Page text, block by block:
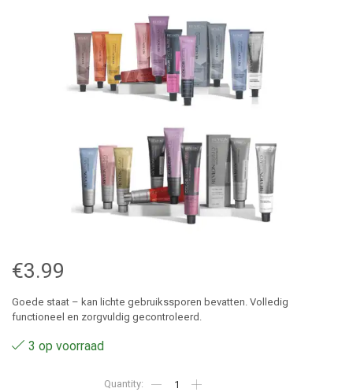
€3.99
Goede staat – kan lichte gebruikssporen bevatten. Volledig
functioneel en zorgvuldig gecontroleerd.
3 op voorraad